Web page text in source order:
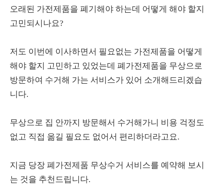
오래된 가전제품을 폐기해야 하는데 어떻게 해야 할지
고민되시나요?
저도 이번에 이사하면서 필요없는 가전제품을 어떻게
해야 할지 고민하고 있었는데 폐가전제품을 무상으로
방문하여 수거해 가는 서비스가 있어 소개해드리겠습
니다.
무상으로 집 안까지 방문해서 수거해가니 비용 걱정도
없고 직접 옮길 필요도 없어서 편리하더라고요.
지금 당장 폐가전제품 무상수거 서비스를 예약해 보시
는 것을 추천드립니다.